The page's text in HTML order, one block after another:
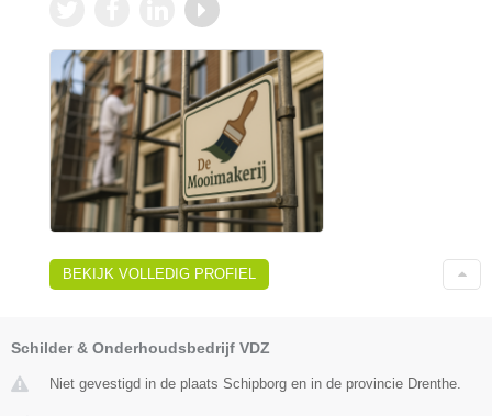
BEKIJK VOLLEDIG PROFIEL
Schilder & Onderhoudsbedrijf VDZ
Niet gevestigd in de plaats Schipborg en in de provincie Drenthe.